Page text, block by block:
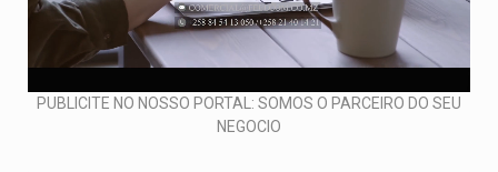
PUBLICITE NO NOSSO PORTAL: SOMOS O PARCEIRO DO SEU
NEGOCIO